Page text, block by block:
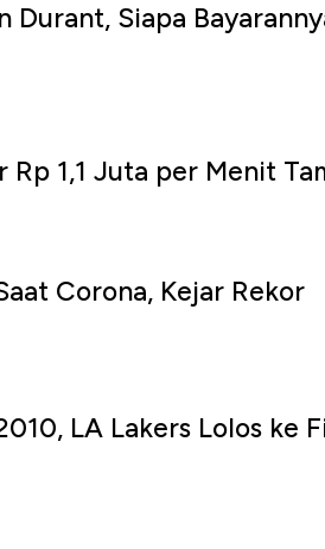
Durant, Siapa
1,1 Juta per Menit
Corona, Kejar Rekor
LA Lakers Lolos ke